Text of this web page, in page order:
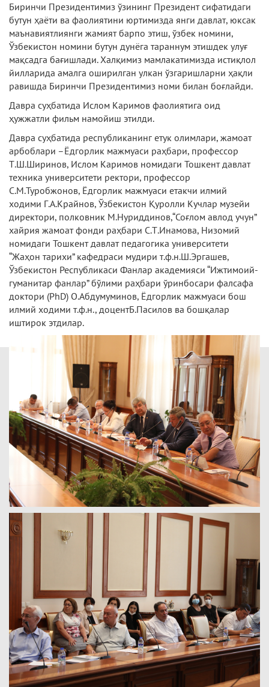
Биринчи Президентимиз ўзининг Президент сифатидаги
бутун ҳаёти ва фаолиятини юртимизда янги давлат, юксак
маънавиятлиянги жамият барпо этиш, ўзбек номини,
Ўзбекистон номини бутун дунёга тараннум этишдек улуғ
мақсадга бағишлади. Халқимиз мамлакатимизда истиқлол
йилларида амалга оширилган улкан ўзгаришларни ҳақли
равишда Биринчи Президентимиз номи билан боғлайди.
Давра суҳбатида Ислом Каримов фаолиятига оид
ҳужжатли фильм намойиш этилди.
Давра суҳбатида республиканинг етук олимлари, жамоат
арбоблари –Ёдгорлик мажмуаси раҳбари, профессор
Т.Ш.Ширинов, Ислом Каримов номидаги Тошкент давлат
техника университети ректори, профессор
С.М.Туробжонов, Ёдгорлик мажмуаси етакчи илмий
ходими Г.А.Крайнов, Ўзбекистон Қуролли Кучлар музейи
директори, полковник М.Нуриддинов,“Соғлом авлод учун”
хайрия жамоат фонди раҳбари С.Т.Инамова, Низомий
номидаги Тошкент давлат педагогика университети
“Жаҳон тарихи” кафедраси мудири т.ф.н.Ш.Эргашев,
Ўзбекистон Республикаси Фанлар академияси “Ижтимоий-
гуманитар фанлар” бўлими раҳбари ўринбосари фалсафа
доктори (PhD) О.Абдумуминов, Ёдгорлик мажмуаси бош
илмий ходими т.ф.н., доцентБ.Пасилов ва бошқалар
иштирок этдилар.